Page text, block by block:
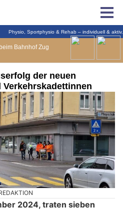
der neuen
2024, traten sieben